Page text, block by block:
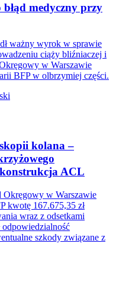
medyczny przy
ważny wyrok w sprawie
ciąży bliźniaczej i
w Warszawie
BFP w olbrzymiej części.
kolana –
ACL
Okręgowy w Warszawie
kwotę 167.675,35 zł
wraz z odsetkami
odpowiedzialność
szkody związane z